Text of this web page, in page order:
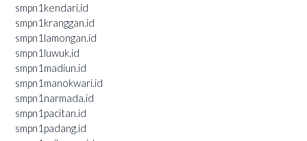
smpn1kendari.id
smpn1kranggan.id
smpn1lamongan.id
smpn1luwuk.id
smpn1madiun.id
smpn1manokwari.id
smpn1narmada.id
smpn1pacitan.id
smpn1padang.id